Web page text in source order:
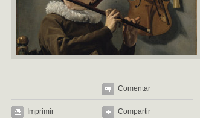
Comentar
Imprimir Compartir